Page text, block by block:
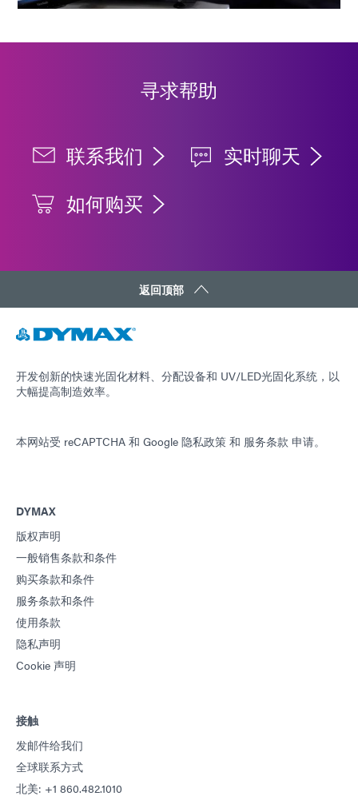
寻求帮助
联系我们
实时聊天
如何购买
返回顶部
开发创新的快速光固化材料、分配设备和 UV/LED光固化系统，以
大幅提高制造效率。
本网站受 reCAPTCHA 和 Google 隐私政策 和 服务条款 申请。
DYMAX
版权声明
一般销售条款和条件
购买条款和条件
服务条款和条件
使用条款
隐私声明
Cookie 声明
接触
发邮件给我们
全球联系方式
北美: +1 860.482.1010